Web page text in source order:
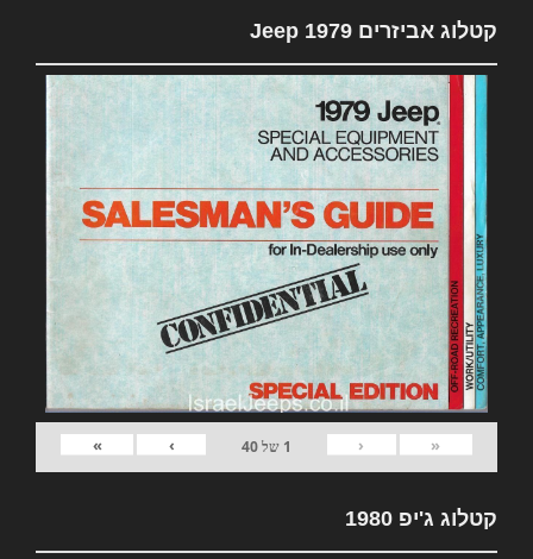
קטלוג אביזרים 1979 Jeep
«
‹
1 של40
›
»
קטלוג ג'יפ 1980